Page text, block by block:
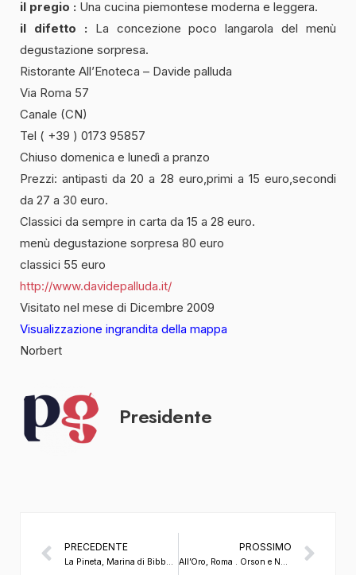
il pregio : Una cucina piemontese moderna e leggera.
il difetto : La concezione poco langarola del menù
degustazione sorpresa.
Ristorante All’Enoteca – Davide palluda
Via Roma 57
Canale (CN)
Tel ( +39 ) 0173 95857
Chiuso domenica e lunedì a pranzo
Prezzi: antipasti da 20 a 28 euro,primi a 15 euro,secondi
da 27 a 30 euro.
Classici da sempre in carta da 15 a 28 euro.
menù degustazione sorpresa 80 euro
classici 55 euro
http://www.davidepalluda.it/
Visitato nel mese di Dicembre 2009
Visualizzazione ingrandita della mappa
Norbert
Presidente
PRECEDENTE
La Pineta, Marina di Bibbona (LI) di Giovanni Gagliardi
PROSSIMO
All’Oro, Roma . Orson e Norbert